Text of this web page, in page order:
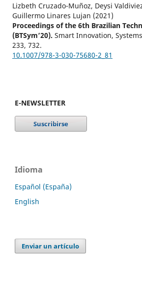
Lizbeth Cruzado-Muñoz, Deysi
Guillermo Linares Lujan (2021)
Proceedings of the 6th Brazilian
(BTSym’20). Smart Innovation,
233, 732.
10.1007/978-3-030-75680-2_81
E-NEWSLETTER
Idioma
Español (España)
English
Enviar un artículo